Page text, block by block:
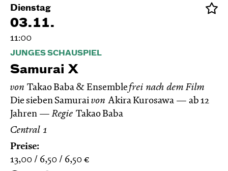
Dienstag
03.11.
11:00
JUNGES SCHAUSPIEL
Samurai X
von Takao Baba & Ensemblefrei nach dem Film
Die sieben Samurai von Akira Kurosawa
ab 12
Jahren
Regie Takao Baba
Central 1
Preise:
13,00
6,50 6,50 €